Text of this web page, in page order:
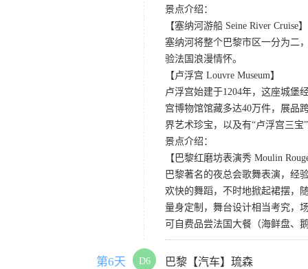
景点介绍：
【塞纳河游船 Seine River Cruise】
塞纳河将整个巴黎市区一分为二
验法国浪漫情怀。
【卢浮宫 Louvre Museum】
卢浮宫始建于1204年，这座城堡
宫博物馆馆藏多达40万件，展品
界艺术珍宝，以及有“卢浮宫三宝
景点介绍：
【巴黎红磨坊表演秀 Moulin
巴黎著名的夜总会歌舞表演，经
欢快的舞蹈，不时地掀起裙摆，
量身定制，舞台设计相当考究，
可自费品尝法国大餐（海鲜盘、
第6天 D6 巴黎【汽车】琉森